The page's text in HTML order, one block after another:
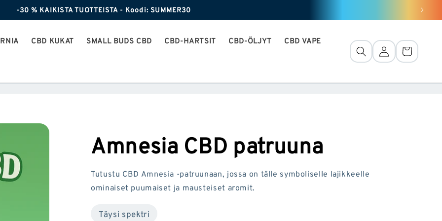
-30 % KAIKISTA TUOTTEISTA - Koodi: SUMMER30
CBD KUKAT SMALL BUDS CBD CBD-HARTSIT CBD-ÖLJYT
CBD VAPE
Yhteys Kori
Amnesia CBD patruuna
Tutustu CBD Amnesia -patruunaan, jossa on tälle symboliselle lajikkeelle
ominaiset puumaiset ja mausteiset aromit.
Täysi spektri